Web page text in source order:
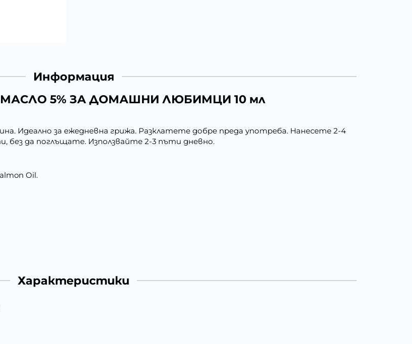
Информация
МАСЛО 5% ЗА ДОМАШНИ ЛЮБИМЦИ 10 мл
Идеално за ежедневна грижа. Разклатете добре преда употреба. Нанесете 2-4
без да поглъщате. Използвайте 2-3 пъти дневно.
Oil.
Характеристики